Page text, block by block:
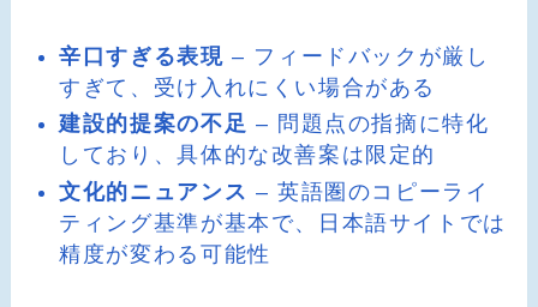
辛口すぎる表現 – フィードバックが厳し
すぎて、受け入れにくい場合がある
建設的提案の不足 – 問題点の指摘に特化
しており、具体的な改善案は限定的
文化的ニュアンス – 英語圏のコピーライ
ティング基準が基本で、日本語サイトでは
精度が変わる可能性